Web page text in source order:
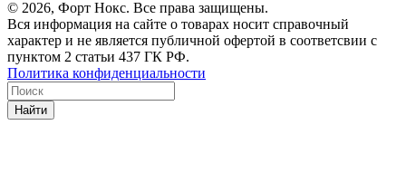
© 2026, Форт Нокс. Все права защищены.
Вся информация на сайте о товарах носит справочный
характер и не является публичной офертой в соответсвии с
пунктом 2 статьи 437 ГК РФ.
Политика конфиденциальности
Найти